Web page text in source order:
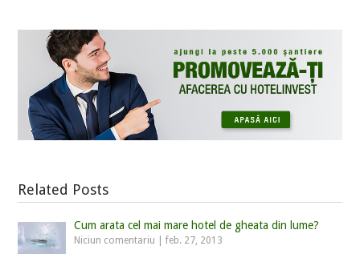
Related Posts
Cum arata cel mai mare hotel de gheata din lume?
Niciun comentariu |feb. 27, 2013